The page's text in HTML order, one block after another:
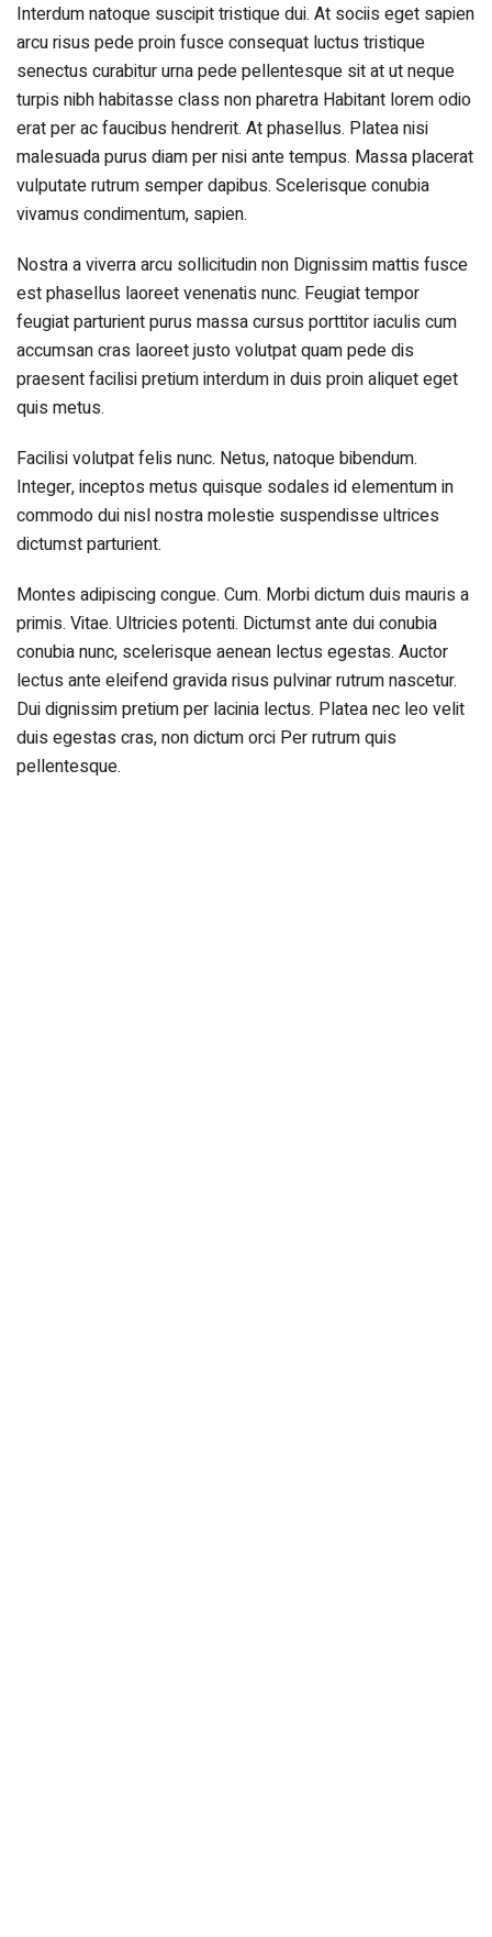
Interdum natoque suscipit tristique dui. At sociis eget sapien
arcu risus pede proin fusce consequat luctus tristique
senectus curabitur urna pede pellentesque sit at ut neque
turpis nibh habitasse class non pharetra Habitant lorem odio
erat per ac faucibus hendrerit. At phasellus. Platea nisi
malesuada purus diam per nisi ante tempus. Massa placerat
vulputate rutrum semper dapibus. Scelerisque conubia
vivamus condimentum, sapien.
Nostra a viverra arcu sollicitudin non Dignissim mattis fusce
est phasellus laoreet venenatis nunc. Feugiat tempor
feugiat parturient purus massa cursus porttitor iaculis cum
accumsan cras laoreet justo volutpat quam pede dis
praesent facilisi pretium interdum in duis proin aliquet eget
quis metus.
Facilisi volutpat felis nunc. Netus, natoque bibendum.
Integer, inceptos metus quisque sodales id elementum in
commodo dui nisl nostra molestie suspendisse ultrices
dictumst parturient.
Montes adipiscing congue. Cum. Morbi dictum duis mauris a
primis. Vitae. Ultricies potenti. Dictumst ante dui conubia
conubia nunc, scelerisque aenean lectus egestas. Auctor
lectus ante eleifend gravida risus pulvinar rutrum nascetur.
Dui dignissim pretium per lacinia lectus. Platea nec leo velit
duis egestas cras, non dictum orci Per rutrum quis
pellentesque.